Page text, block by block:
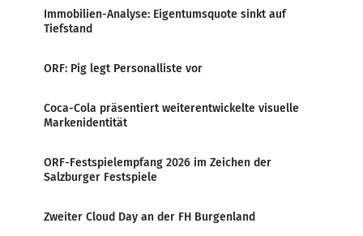
Immobilien-Analyse: Eigentumsquote sinkt auf
Tiefstand
ORF: Pig legt Personalliste vor
Coca-Cola präsentiert weiterentwickelte visuelle
Markenidentität
ORF-Festspielempfang 2026 im Zeichen der
Salzburger Festspiele
Zweiter Cloud Day an der FH Burgenland